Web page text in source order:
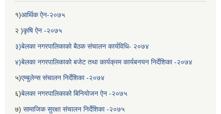
१)आर्थिक ऐन-२०७५
२ )कृषि ऐन -२०७५
३)बेलका नगरपालिकाको बैठक संचालन कार्यविधि- २०७४
४)बेलका नगरपालिकाको बजेट तथा कार्यक्रम कार्यबनयन निर्देशिका -२०७४
५)एम्बुलेन्स संचालन निर्देशिका -२०७४
६)बेलका नगरपालिकाको बिनियोजन ऐन -२०७५
७) सामाजिक सुरक्षा संचालन निर्देशिका -२०७५